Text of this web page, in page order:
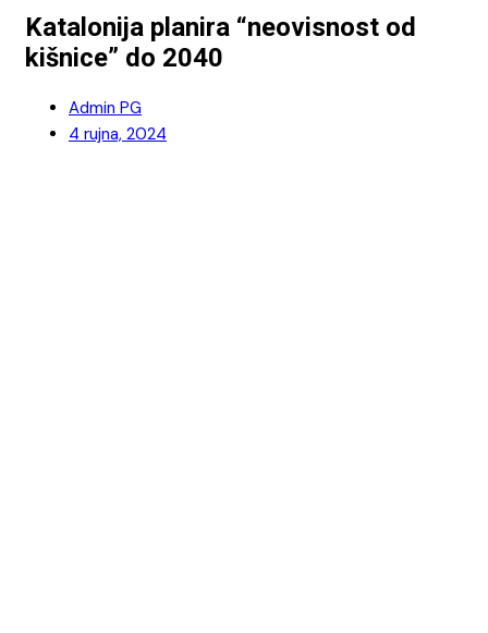
Katalonija planira “neovisnost od
kišnice” do 2040
Admin PG
4 rujna, 2024